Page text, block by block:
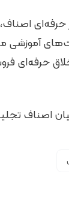
آموزشی
حرفه‌ای فروش